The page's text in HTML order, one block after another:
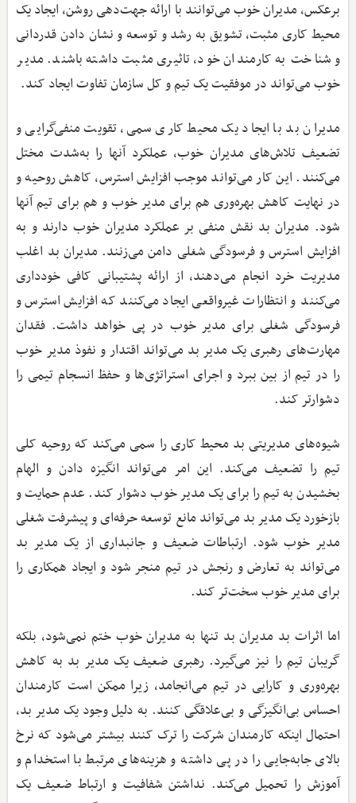
برعکس، مدیران خوب می‌توانند با ارائه جهت‌دهی روشن، ایجاد یک
محیط کاری مثبت، تشویق به رشد و توسعه و نشان دادن قدردانی
و شناخت به کارمندان خود، تاثیری مثبت داشته باشند. مدیر
خوب می‌تواند در موفقیت یک تیم و کل سازمان تفاوت ایجاد کند.
مدیران بد با ایجاد یک محیط کاری سمی، تقویت منفی‌گرایی و
تضعیف تلاش‌های مدیران خوب، عملکرد آنها را به‌شدت مختل
می‌کنند. این کار می‌تواند موجب افزایش استرس، کاهش روحیه و
در نهایت کاهش بهره‌وری هم برای مدیر خوب و هم برای تیم آنها
شود. مدیران بد نقش منفی بر عملکرد مدیران خوب دارند و به
افزایش استرس و فرسودگی شغلی دامن می‌زنند. مدیران بد اغلب
مدیریت خرد انجام می‌دهند، از ارائه پشتیبانی کافی خودداری
می‌کنند و انتظارات غیرواقعی ایجاد می‌کنند که افزایش استرس و
فرسودگی شغلی برای مدیر خوب در پی خواهد داشت. فقدان
مهارت‌های رهبری یک مدیر بد می‌تواند اقتدار و نفوذ مدیر خوب
را در تیم از بین ببرد و اجرای استراتژی‌ها و حفظ انسجام تیمی را
دشوارتر کند.
شیوه‌های مدیریتی بد محیط کاری را سمی می‌کند که روحیه کلی
تیم را تضعیف می‌کند. این امر می‌تواند انگیزه دادن و الهام
بخشیدن به تیم را برای یک مدیر خوب دشوار کند. عدم حمایت و
بازخورد یک مدیر بد می‌تواند مانع توسعه حرفه‌ای و پیشرفت شغلی
مدیر خوب شود. ارتباطات ضعیف و جانبداری از یک مدیر بد
می‌تواند به تعارض و رنجش در تیم منجر شود و ایجاد همکاری را
برای مدیر خوب سخت‌تر کند.
اما اثرات بد مدیران بد تنها به مدیران خوب ختم نمی‌شود، بلکه
گریبان تیم را نیز می‌گیرد. رهبری ضعیف یک مدیر بد به کاهش
بهره‌وری و کارایی در تیم می‌انجامد، زیرا ممکن است کارمندان
احساس بی‌انگیزگی و بی‌علاقگی کنند. به دلیل وجود یک مدیر بد،
احتمال اینکه کارمندان شرکت را ترک کنند بیشتر می‌شود که نرخ
بالای جابه‌جایی را در پی داشته و هزینه‌های مرتبط با استخدام و
آموزش را تحمیل می‌کند. نداشتن شفافیت و ارتباط ضعیف یک